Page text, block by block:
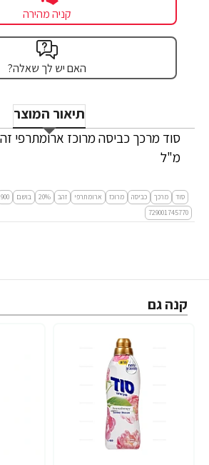
קניה מהירה
האם יש לך שאלה?
תיאור המוצר
מ"ל
סוד מרכך כביסה מרוכז ארומתרפי זהב 20% בושם 900
729001745770
קנה גם